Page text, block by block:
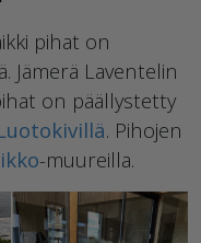
pihat on
Jämerä Laventelin
on päällystetty
. Pihojen
-muureilla.